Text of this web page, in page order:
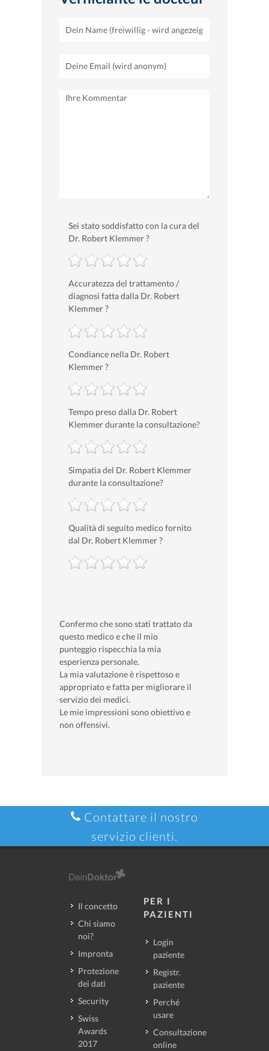
Sei stato soddisfatto con la cura del
Dr. Robert Klemmer ?
Accuratezza del trattamento /
diagnosi fatta dalla Dr. Robert
Klemmer ?
Condiance nella Dr. Robert
Klemmer ?
Tempo preso dalla Dr. Robert
Klemmer durante la consultazione?
Simpatia del Dr. Robert Klemmer
durante la consultazione?
Qualità di seguito medico fornito
dal Dr. Robert Klemmer ?
Confermo che sono stati trattato da
questo medico e che il mio
punteggio rispecchia la mia
esperienza personale.
La mia valutazione è rispettoso e
appropriato e fatta per migliorare il
servizio dei medici.
Le mie impressioni sono obiettivo e
non offensivi.
Contattare il nostro
servizio clienti.
Il concetto
Chi siamo
noi?
Impronta
Protezione
dei dati
Security
Swiss
Awards
2017
PER I
PAZIENTI
Login
paziente
Registr.
paziente
Perché
usare
Consultazione
online